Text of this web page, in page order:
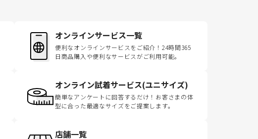
オンラインサービス一覧
便利なオンラインサービスをご紹介！24時間365
日商品購入や便利なサービスがご利用可能。
オンライン試着サービス(ユニサイズ)
簡単なアンケートに回答するだけ！お客さまの体
型に合った最適なサイズをご提案します。
店舗一覧